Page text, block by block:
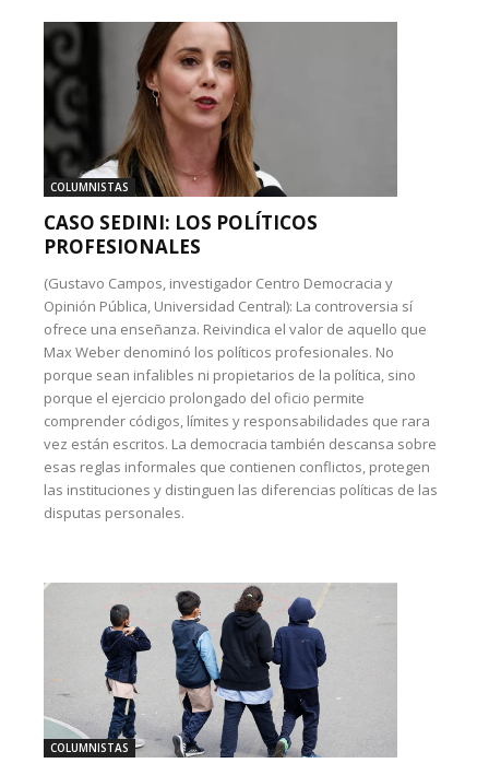
COLUMNISTAS
CASO SEDINI: LOS POLÍTICOS
PROFESIONALES
(Gustavo Campos, investigador Centro Democracia y
Opinión Pública, Universidad Central): La controversia sí
ofrece una enseñanza. Reivindica el valor de aquello que
Max Weber denominó los políticos profesionales. No
porque sean infalibles ni propietarios de la política, sino
porque el ejercicio prolongado del oficio permite
comprender códigos, límites y responsabilidades que rara
vez están escritos. La democracia también descansa sobre
esas reglas informales que contienen conflictos, protegen
las instituciones y distinguen las diferencias políticas de las
disputas personales.
COLUMNISTAS